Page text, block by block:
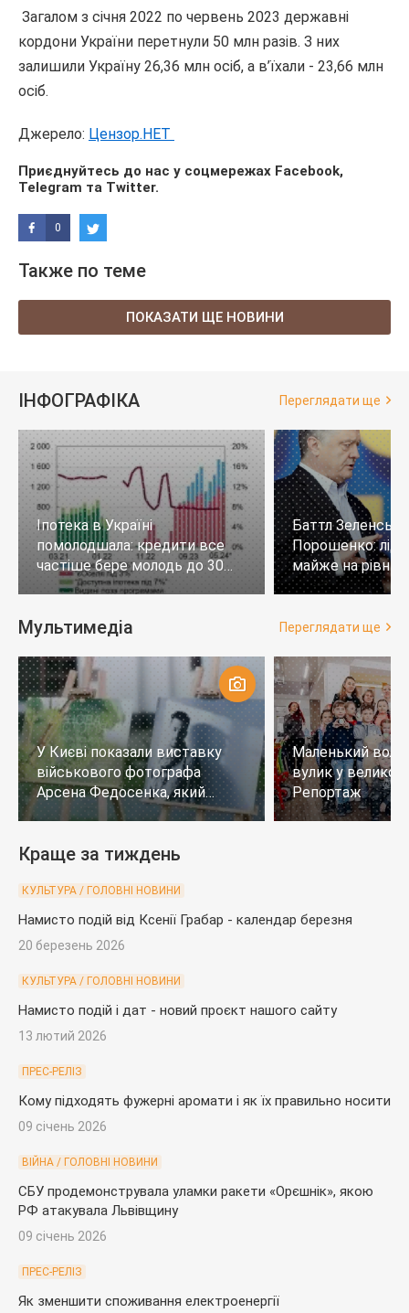
Загалом з січня 2022 по червень 2023 державні
кордони України перетнули 50 млн разів. З них
залишили Україну 26,36 млн осіб, а в’їхали - 23,66 млн
осіб.
Джерело: Цензор.НЕТ
Приєднуйтесь до нас у соцмережах Facebook,
Telegram та Twitter.
0
Также по теме
ПОКАЗАТИ ЩЕ НОВИНИ
ІНФОГРАФІКА Переглядати ще
Іпотека в Україні
помолодшала: кредити все
частіше бере молодь до 30
років
Баттл
Порошенко:
майже на
тих, хто не
Мультимедіа Переглядати ще
У Києві показали виставку
військового фотографа
Арсена Федосенка, який
загинув на війні
Маленький
вулик у
Репортаж
Краще за тиждень
КУЛЬТУРА / ГОЛОВНІ НОВИНИ
Намисто подій від Ксенії Грабар - календар березня
20 березень 2026
КУЛЬТУРА / ГОЛОВНІ НОВИНИ
Намисто подій і дат - новий проєкт нашого сайту
13 лютий 2026
ПРЕС-РЕЛІЗ
Кому підходять фужерні аромати і як їх правильно носити
09 січень 2026
ВІЙНА / ГОЛОВНІ НОВИНИ
СБУ продемонструвала уламки ракети «Орєшнік», якою
РФ атакувала Львівщину
09 січень 2026
ПРЕС-РЕЛІЗ
Як зменшити споживання електроенергії